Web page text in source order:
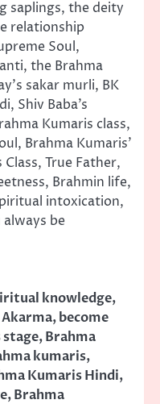
saplings, the deity
relationship
Soul,
the Brahma
sakar murli, BK
Shiv Baba’s
Kumaris class,
Brahma Kumaris’
True Father,
Brahmin life,
intoxication,
be
knowledge,
Akarma,become
stage,Brahma
kumaris,
Kumaris Hindi,
,Brahma